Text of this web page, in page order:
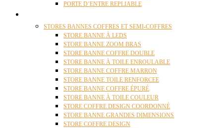
PORTE D’ENTRE REPLIABLE
STORES BANNES COFFRES ET SEMI-COFFRES
STORE BANNE À LEDS
STORE BANNE ZOOM BRAS
STORE BANNE COFFRE DOUBLE
STORE BANNE À TOILE ENROULABLE
STORE BANNE COFFRE MARRON
STORE BANNE TOILE RENFORCEE
STORE BANNE COFFRE ÉPURÉ
STORE BANNE À TOILE COULEUR
STORE COFFRE DESIGN COORDONNÉ
STORE BANNE GRANDES DIMENSIONS
STORE COFFRE DESIGN